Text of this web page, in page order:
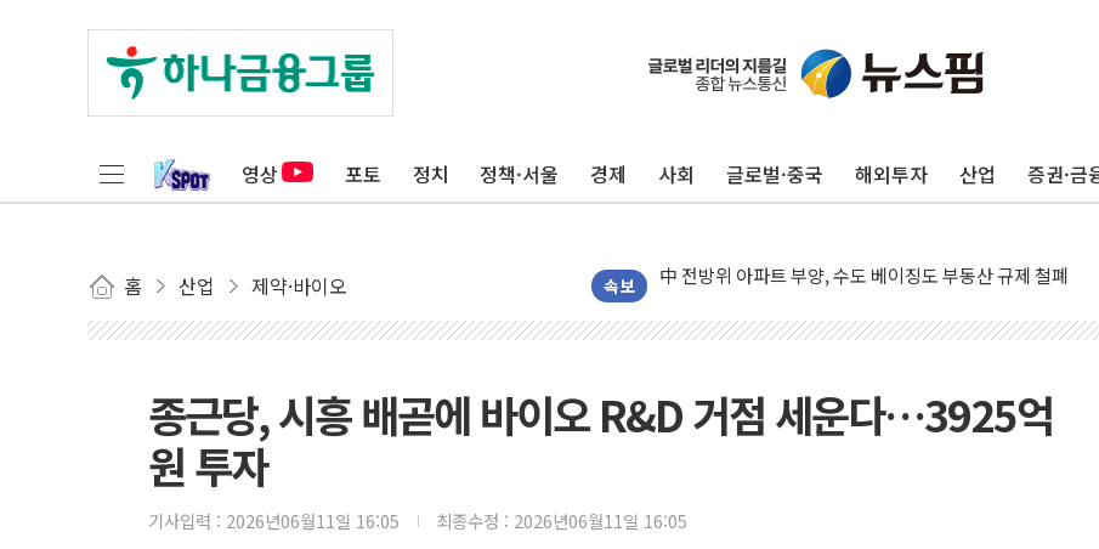
영상 포토 정치 정책·서울 경제 사회 글로벌·중국 해외투자 산업 증권·금
홈 산업 제약·바이오 속보
동해중부 전 해상 풍랑주의보…10일까지 최대 3.5m 높은 물
연일 폭염에 온열질환 사망 23명…정부, 비상대응기구 가동
인제 용대리 계곡서 수위 상승으로 피서객 7명 고립…전원
동해시, 11~14일 '별똥별 멍' 운영…페르세우스 유성우 관
청양 밭에서 일하던 90대 숨져…온열질환 여부 조사
폭염에 車 운전면허 기능시험 오전 집중 편성…체감온도 38
종근당, 시흥 배곧에 바이오 R&D 거점 세운다…3925억
원 투자
기사입력 : 2026년06월11일 16:05 최종수정 : 2026년06월11일 16:05